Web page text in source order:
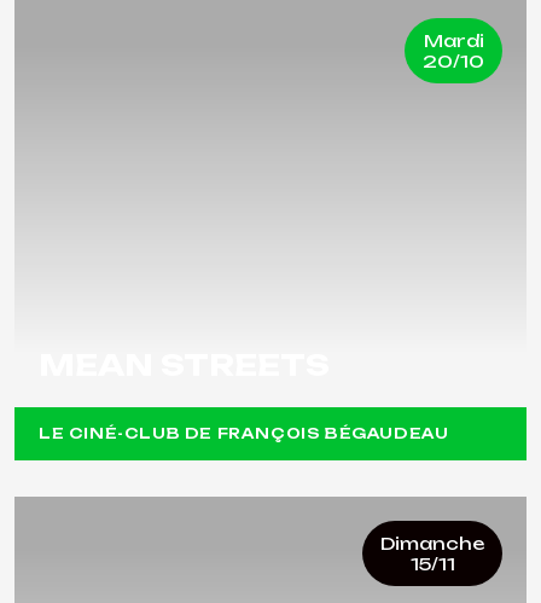
Mardi
20/10
LE CINÉ-CLUB DE FRANÇOIS BÉGAUDEAU
Dimanche
15/11